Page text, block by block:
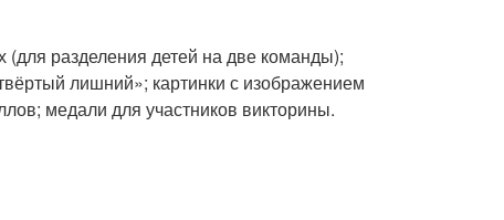
разделения детей на две команды);
лишний»; картинки с изображением
медали для участников викторины.